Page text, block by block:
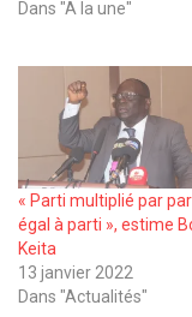
Dans "A la une"
« Parti multiplié par
égal à parti », estime
Keita
13 janvier 2022
Dans "Actualités"